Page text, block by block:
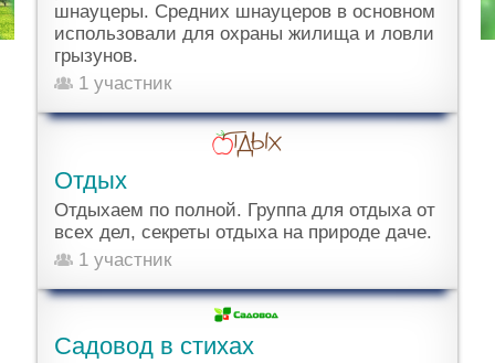
шнауцеры. Средних шнауцеров в основном
использовали для охраны жилища и ловли
грызунов.
1 участник
Отдых
Отдыхаем по полной. Группа для отдыха от
всех дел, секреты отдыха на природе даче.
1 участник
Садовод в стихах